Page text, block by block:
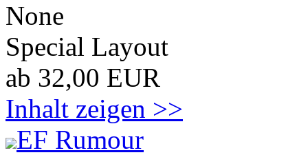
None
Special Layout
ab 32,00 EUR
Inhalt zeigen >>
EF Rumour